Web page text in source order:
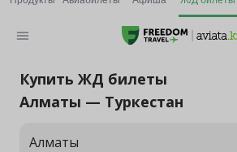
Купить ЖД билеты
Алматы — Туркестан
Алматы